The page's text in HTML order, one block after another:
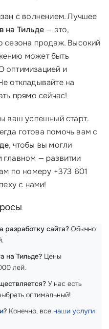
с волнением. Лучшее
на Тильде — это,
сезона продаж. Высокий
может быть
оптимизацией и
откладывайте на
прямо сейчас!
ваш успешный старт.
готова помочь вам с
, чтобы вы могли
главном — развитии
по номеру +373 601
с нами!
разработку сайта? Обычно
на Тильде? Цены
лей.
У нас есть
оптимальный!
? Конечно, все наши услуги